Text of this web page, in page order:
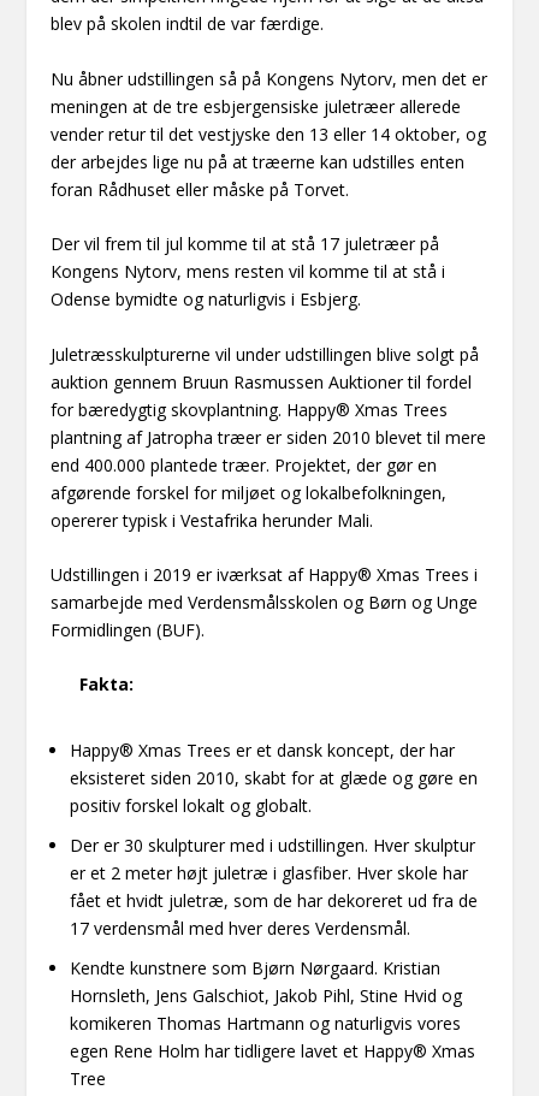
blev på skolen indtil de var færdige.
Nu åbner udstillingen så på Kongens Nytorv, men det er
meningen at de tre esbjergensiske juletræer allerede
vender retur til det vestjyske den 13 eller 14 oktober, og
der arbejdes lige nu på at træerne kan udstilles enten
foran Rådhuset eller måske på Torvet.
Der vil frem til jul komme til at stå 17 juletræer på
Kongens Nytorv, mens resten vil komme til at stå i
Odense bymidte og naturligvis i Esbjerg.
Juletræsskulpturerne vil under udstillingen blive solgt på
auktion gennem Bruun Rasmussen Auktioner til fordel
for bæredygtig skovplantning. Happy® Xmas Trees
plantning af Jatropha træer er siden 2010 blevet til mere
end 400.000 plantede træer. Projektet, der gør en
afgørende forskel for miljøet og lokalbefolkningen,
opererer typisk i Vestafrika herunder Mali.
Udstillingen i 2019 er iværksat af Happy® Xmas Trees i
samarbejde med Verdensmålsskolen og Børn og Unge
Formidlingen (BUF).
Fakta:
Happy® Xmas Trees er et dansk koncept, der har
eksisteret siden 2010, skabt for at glæde og gøre en
positiv forskel lokalt og globalt.
Der er 30 skulpturer med i udstillingen. Hver skulptur
er et 2 meter højt juletræ i glasfiber. Hver skole har
fået et hvidt juletræ, som de har dekoreret ud fra de
17 verdensmål med hver deres Verdensmål.
Kendte kunstnere som Bjørn Nørgaard. Kristian
Hornsleth, Jens Galschiot, Jakob Pihl, Stine Hvid og
komikeren Thomas Hartmann og naturligvis vores
egen Rene Holm har tidligere lavet et Happy® Xmas
Tree